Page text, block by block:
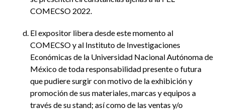
COMECSO 2022.
El expositor libera desde este momento al
COMECSO y al Instituto de Investigaciones
Económicas de la Universidad Nacional Autónoma de
México de toda responsabilidad presente o futura
que pudiere surgir con motivo de la exhibición y
promoción de sus materiales, marcas y equipos a
través de su stand; así como de las ventas y/o